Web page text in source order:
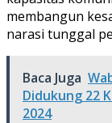
membangun
narasi tunggal
Baca Juga
Didukung 22
2024